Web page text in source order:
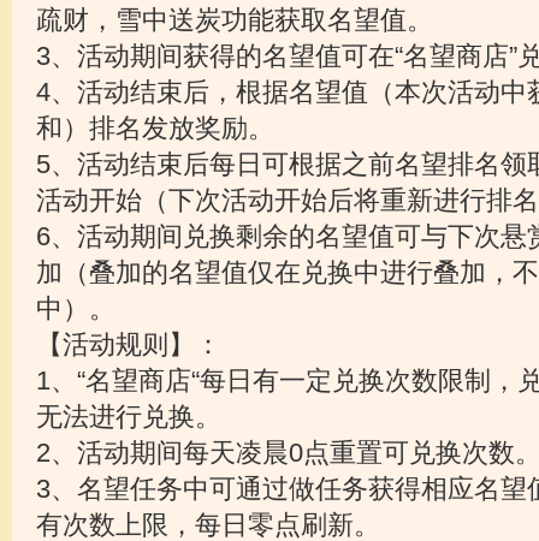
疏财，雪中送炭功能获取名望值。
3、活动期间获得的名望值可在“名望商店”
4、活动结束后，根据名望值（本次活动中
和）排名发放奖励。
5、活动结束后每日可根据之前名望排名领
活动开始（下次活动开始后将重新进行排
6、活动期间兑换剩余的名望值可与下次悬
加（叠加的名望值仅在兑换中进行叠加，
中）。
【活动规则】：
1、“名望商店“每日有一定兑换次数限制，
无法进行兑换。
2、活动期间每天凌晨0点重置可兑换次数
3、名望任务中可通过做任务获得相应名望
有次数上限，每日零点刷新。